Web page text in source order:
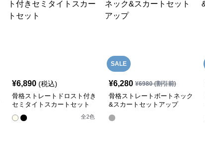
¥6,890 (税込)
骨格ストレートドロスト付き
セミタイトスカートセット
全2色
SALE
¥6,280 ¥6980(割引前)
骨格ストレートボートネック
&スカートセットアップ